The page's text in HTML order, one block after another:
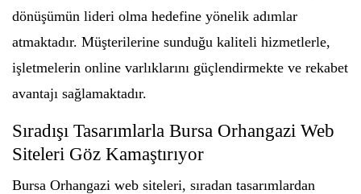
dönüşümün lideri olma hedefine yönelik adımlar
atmaktadır. Müşterilerine sunduğu kaliteli hizmetlerle,
işletmelerin online varlıklarını güçlendirmekte ve rekabet
avantajı sağlamaktadır.
Sıradışı Tasarımlarla Bursa Orhangazi Web
Siteleri Göz Kamaştırıyor
Bursa Orhangazi web siteleri, sıradan tasarımlardan